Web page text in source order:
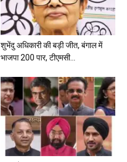
शुभेंदु अधिकारी की बड़ी जीत, बंगाल में
भाजपा 200 पार, टीएमसी...